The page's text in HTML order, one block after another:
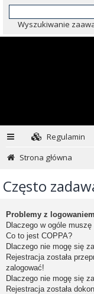
Wyszukiwanie
Regulamin
Strona główna
Często
Problemy z
Dlaczego w ogóle
Co to jest COPPA?
Dlaczego nie mogę się
Rejestracja została
zalogować!
Dlaczego nie mogę się
Rejestracja została